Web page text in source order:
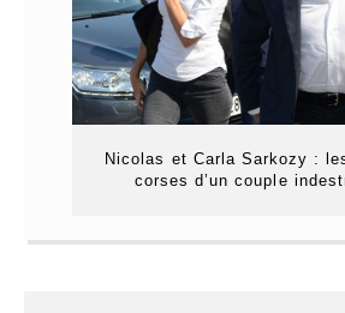
Nicolas et Carla Sarkozy :
corses d’un couple